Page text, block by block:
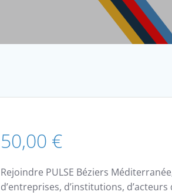
50,00 €
Rejoindre PULSE Béziers
d’entreprises, d’institutions, d’acteurs